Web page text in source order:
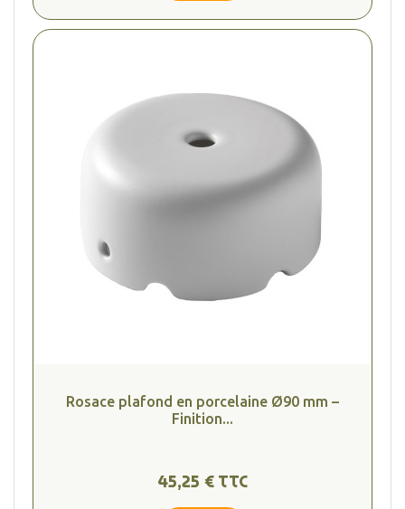
Rosace plafond en porcelaine Ø90 mm –
Finition...
45,25 € TTC